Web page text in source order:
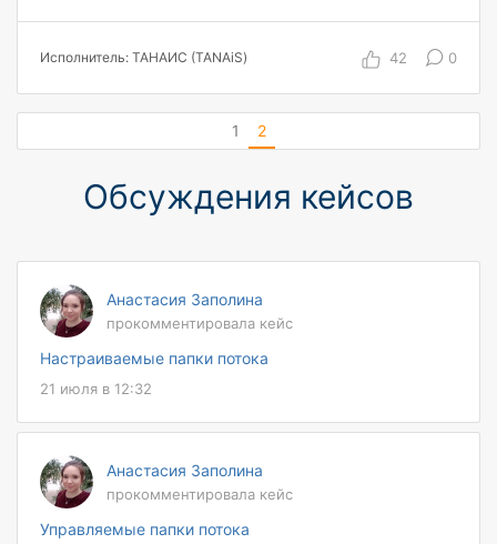
на 60% сократилось время обработки
Исполнитель: ТАНАИС (TANAiS) 42 0
1 2
Обсуждения кейсов
Анастасия Заполина
прокомментировала кейс
Настраиваемые папки потока
21 июля в 12:32
Анастасия Заполина
прокомментировала кейс
Управляемые папки потока